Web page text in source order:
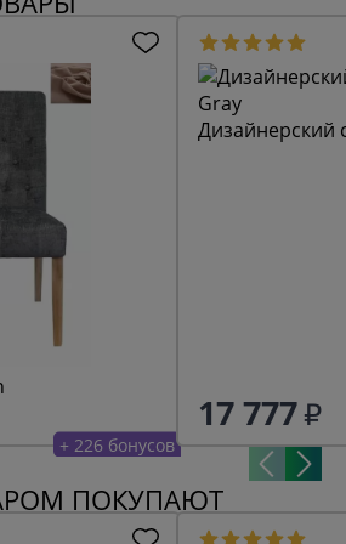
+ 226 бонусов
Дизайнерский
17 777
ПОКУПАЮТ